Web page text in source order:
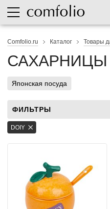
Comfolio.ru Каталог Товары
САХАРНИЦЫ
Японская посуда
ФИЛЬТРЫ
DOIY